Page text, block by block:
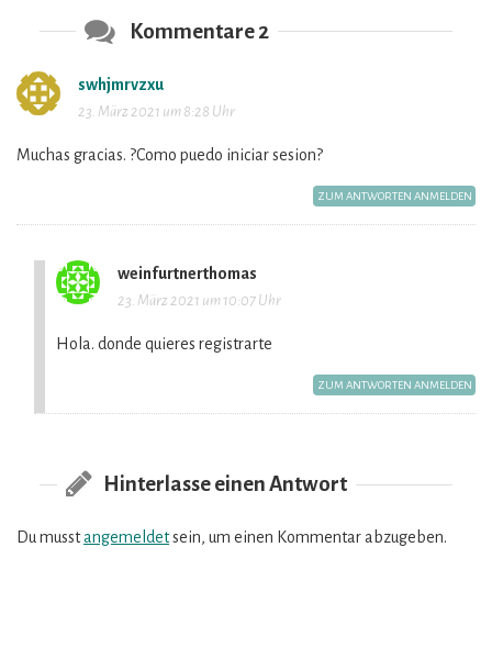
Kommentare 2
swhjmrvzxu
23. März 2021 um 8:28 Uhr
Muchas gracias. ?Como puedo iniciar sesion?
ZUM ANTWORTEN ANMELDEN
weinfurtnerthomas
23. März 2021 um 10:07 Uhr
Hola. donde quieres registrarte
ZUM ANTWORTEN ANMELDEN
Kommentar
Navigation
Hinterlasse einen Antwort
Du musstangemeldetsein, um einen Kommentar abzugeben.